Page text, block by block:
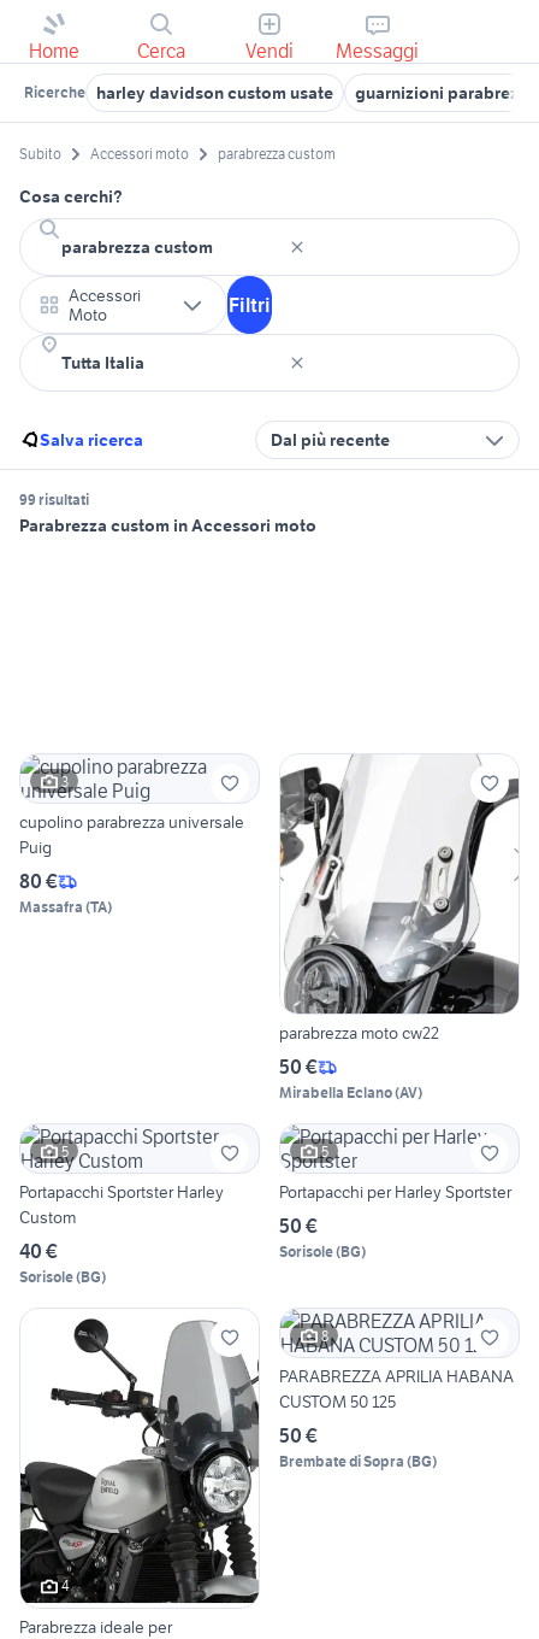
Home Cerca Vendi Messaggi
Ricerche harley davidson custom usate guarnizioni parabrezza
Subito Accessori moto parabrezza custom
Cosa cerchi?
Accessori
Moto
Filtri
Salva ricerca Dal più recente
99 risultati
Parabrezza custom in Accessori moto
3
cupolino parabrezza universale
Puig
80 €
Massafra (TA)
parabrezza moto cw22
50 €
Mirabella Eclano(AV)
5
Portapacchi Sportster Harley
Custom
40 €
Sorisole(BG)
5
Portapacchi per Harley Sportster
50 €
Sorisole(BG)
4
Parabrezza ideale per
8
PARABREZZA APRILIA HABANA
CUSTOM 50 125
50 €
Brembate di Sopra (BG)